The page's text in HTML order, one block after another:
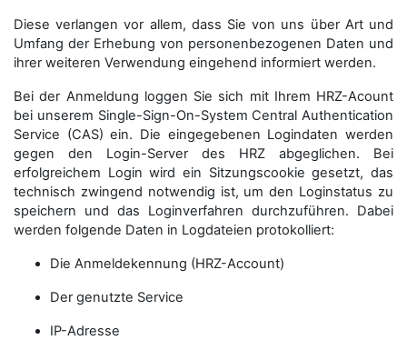
Diese verlangen vor allem, dass Sie von uns über Art und
Umfang der Erhebung von personenbezogenen Daten und
ihrer weiteren Verwendung eingehend informiert werden.
Bei der Anmeldung loggen Sie sich mit Ihrem HRZ-Acount
bei unserem Single-Sign-On-System Central Authentication
Service (CAS) ein. Die eingegebenen Logindaten werden
gegen den Login-Server des HRZ abgeglichen. Bei
erfolgreichem Login wird ein Sitzungscookie gesetzt, das
technisch zwingend notwendig ist, um den Loginstatus zu
speichern und das Loginverfahren durchzuführen. Dabei
werden folgende Daten in Logdateien protokolliert:
Die Anmeldekennung (HRZ-Account)
Der genutzte Service
IP-Adresse